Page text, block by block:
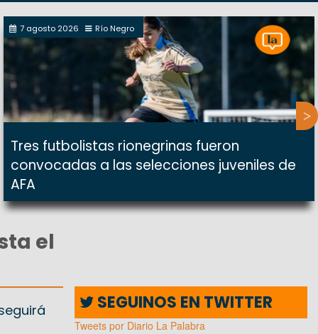
7 agosto 2026 Río Negro
Tres futbolistas rionegrinas fueron
convocadas a las selecciones juveniles de
AFA
el
SEGUINOS EN TWITTER
Tweets por Diario La Palabra